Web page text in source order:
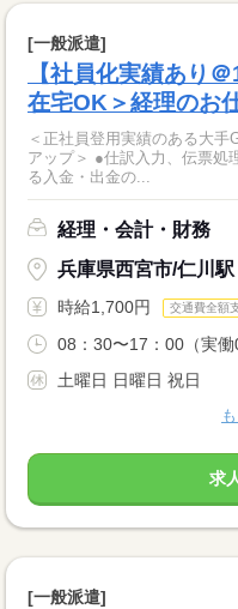
[一般派遣]
【社員化実績あり
在宅OK＞経理のお
＜正社員登用実績のある大
アップ＞ ●仕訳入力、伝票処理 ●預金の管理取引の収支や経費に関わ
る入金・出金の...
経理・会計・財務
兵庫県西宮市/仁川駅
時給1,700円 交通費全額
08：30〜17：00（実
土曜日 日曜日 祝日
求
[一般派遣]